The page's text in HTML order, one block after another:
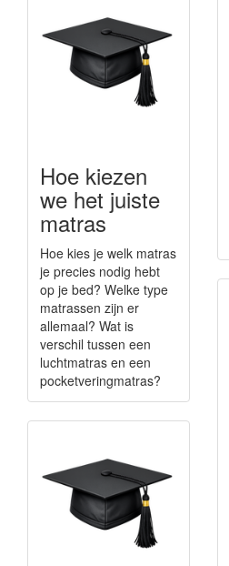
Hoe kiezen
we het juiste
matras
Hoe kies je welk matras
je precies nodig hebt
op je bed? Welke type
matrassen zijn er
allemaal? Wat is
verschil tussen een
luchtmatras en een
pocketveringmatras?